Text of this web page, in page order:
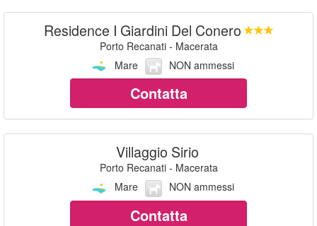
Residence I Giardini Del Conero
Porto Recanati - Macerata
Mare
NON ammessi
Contatta
Villaggio Sirio
Porto Recanati - Macerata
Mare
NON ammessi
Contatta